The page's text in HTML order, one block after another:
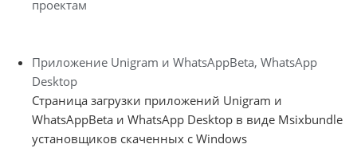
проектам
Приложение Unigram и WhatsAppBeta, WhatsApp
Desktop
Страница загрузки приложений Unigram и
WhatsAppBeta и WhatsApp Desktop в виде Msixbundle
установщиков скаченных с Windows